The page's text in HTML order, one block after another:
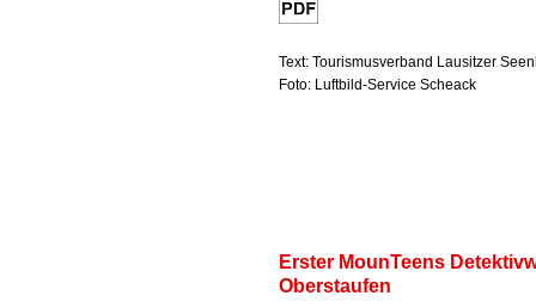
Text: Tourismusverband Lausitzer
Foto: Luftbild-Service Scheack
Erster MounTeens
Oberstaufen